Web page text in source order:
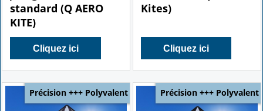
standard (Q AERO
KITE)
Cliquez ici
Kites)
Cliquez ici
Précision +++ Polyvalent Précision +++ Polyvalent